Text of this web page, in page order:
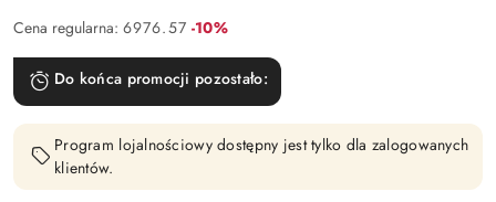
Cena regularna: 6976.57 Rabat:
-10%
Do końca promocji pozostało:
Program lojalnościowy dostępny jest tylko dla zalogowanych
klientów.